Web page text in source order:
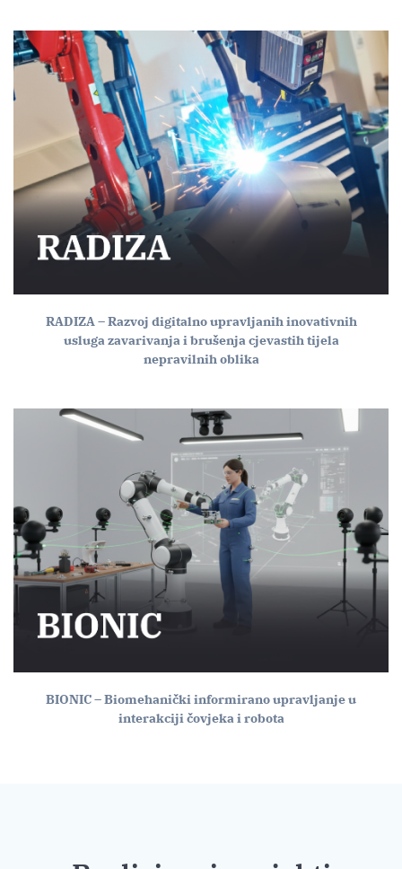
RADIZA – Razvoj digitalno upravljanih inovativnih
usluga zavarivanja i brušenja cjevastih tijela
nepravilnih oblika
BIONIC – Biomehanički informirano upravljanje u
interakciji čovjeka i robota